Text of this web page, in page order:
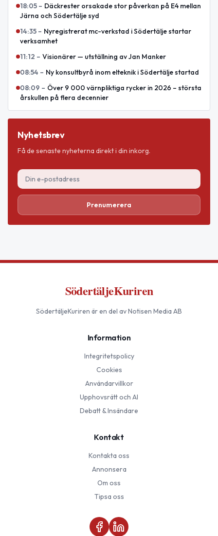
18:05 – Däckrester orsakade stor påverkan på E4 mellan
Järna och Södertälje syd
14:35 – Nyregistrerat mc-verkstad i Södertälje startar
verksamhet
11:12 – Visionärer — utställning av Jan Manker
08:54 – Ny konsultbyrå inom elteknik i Södertälje startad
08:09 – Över 9 000 värnpliktiga rycker in 2026 – största
årskullen på flera decennier
Nyhetsbrev
Få de senaste nyheterna direkt i din inkorg.
Prenumerera
SödertäljeKuriren
SödertäljeKuriren är en del av Notisen Media AB
Information
Integritetspolicy
Cookies
Användarvillkor
Upphovsrätt och AI
Debatt & Insändare
Kontakt
Kontakta oss
Annonsera
Om oss
Tipsa oss